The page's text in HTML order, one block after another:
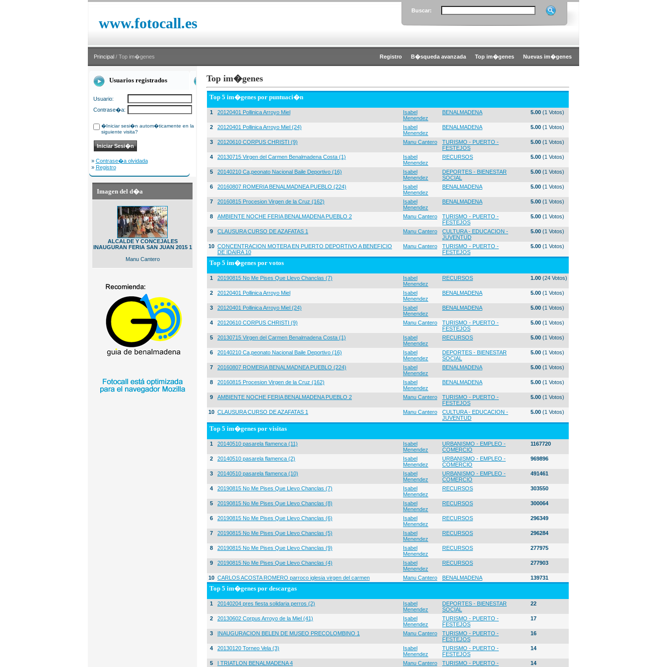
www.fotocall.es
Buscar:
Principal / Top im�genes Registro B�squeda avanzada Top im�genes Nuevas im�genes
Usuarios registrados
Usuario:
Contrase�a:
�Iniciar sesi�n autom�ticamente en la
siguiente visita?
» Contrase�a olvidada
» Registro
Imagen del d�a
ALCALDE Y CONCEJALES
INAUGURAN FERIA SAN JUAN 2015 1
Manu Cantero
Top im�genes
Top 5 im�genes por puntuaci�n
1 20120401 Pollinica Arroyo Miel
Isabel
Menendez
BENALMADENA 5.00 (1 Votos)
2 20120401 Pollinica Arroyo Miel (24)
Isabel
Menendez
BENALMADENA 5.00 (1 Votos)
3 20120610 CORPUS CHRISTI (9) Manu Cantero
TURISMO - PUERTO -
FESTEJOS
5.00 (1 Votos)
4 20130715 Virgen del Carmen Benalmadena Costa (1)
Isabel
Menendez
RECURSOS 5.00 (1 Votos)
5 20140210 Ca,peonato Nacional Baile Deportivo (16)
Isabel
Menendez
DEPORTES - BIENESTAR
SOCIAL
5.00 (1 Votos)
6 20160807 ROMERIA BENALMADNEA PUEBLO (224)
Isabel
Menendez
BENALMADENA 5.00 (1 Votos)
7 20160815 Procesion Virgen de la Cruz (162)
Isabel
Menendez
BENALMADENA 5.00 (1 Votos)
8 AMBIENTE NOCHE FERIA BENALMADENA PUEBLO 2 Manu Cantero
TURISMO - PUERTO -
FESTEJOS
5.00 (1 Votos)
9 CLAUSURA CURSO DE AZAFATAS 1 Manu Cantero
CULTURA - EDUCACION -
JUVENTUD
5.00 (1 Votos)
10 CONCENTRACION MOTERA EN PUERTO DEPORTIVO A BENEFICIO
DE IDAIRA 10
Manu Cantero
TURISMO - PUERTO -
FESTEJOS
5.00 (1 Votos)
Top 5 im�genes por votos
1 20190815 No Me Pises Que Llevo Chanclas (7)
Isabel
Menendez
RECURSOS 1.00 (24 Votos)
2 20120401 Pollinica Arroyo Miel
Isabel
Menendez
BENALMADENA 5.00 (1 Votos)
3 20120401 Pollinica Arroyo Miel (24)
Isabel
Menendez
BENALMADENA 5.00 (1 Votos)
4 20120610 CORPUS CHRISTI (9) Manu Cantero
TURISMO - PUERTO -
FESTEJOS
5.00 (1 Votos)
5 20130715 Virgen del Carmen Benalmadena Costa (1)
Isabel
Menendez
RECURSOS 5.00 (1 Votos)
6 20140210 Ca,peonato Nacional Baile Deportivo (16)
Isabel
Menendez
DEPORTES - BIENESTAR
SOCIAL
5.00 (1 Votos)
7 20160807 ROMERIA BENALMADNEA PUEBLO (224)
Isabel
Menendez
BENALMADENA 5.00 (1 Votos)
8 20160815 Procesion Virgen de la Cruz (162)
Isabel
Menendez
BENALMADENA 5.00 (1 Votos)
9 AMBIENTE NOCHE FERIA BENALMADENA PUEBLO 2 Manu Cantero
TURISMO - PUERTO -
FESTEJOS
5.00 (1 Votos)
10 CLAUSURA CURSO DE AZAFATAS 1 Manu Cantero
CULTURA - EDUCACION -
JUVENTUD
5.00 (1 Votos)
Top 5 im�genes por visitas
1 20140510 pasarela flamenca (11)
Isabel
Menendez
URBANISMO - EMPLEO -
COMERCIO
1167720
2 20140510 pasarela flamenca (2)
Isabel
Menendez
URBANISMO - EMPLEO -
COMERCIO
969896
3 20140510 pasarela flamenca (10)
Isabel
Menendez
URBANISMO - EMPLEO -
COMERCIO
491461
4 20190815 No Me Pises Que Llevo Chanclas (7)
Isabel
Menendez
RECURSOS 303550
5 20190815 No Me Pises Que Llevo Chanclas (8)
Isabel
Menendez
RECURSOS 300064
6 20190815 No Me Pises Que Llevo Chanclas (6)
Isabel
Menendez
RECURSOS 296349
7 20190815 No Me Pises Que Llevo Chanclas (5)
Isabel
Menendez
RECURSOS 296284
8 20190815 No Me Pises Que Llevo Chanclas (9)
Isabel
Menendez
RECURSOS 277975
9 20190815 No Me Pises Que Llevo Chanclas (4)
Isabel
Menendez
RECURSOS 277903
10 CARLOS ACOSTA ROMERO parroco iglesia virgen del carmen Manu Cantero BENALMADENA 139731
Top 5 im�genes por descargas
1 20140204 pres fiesta solidaria perros (2)
Isabel
Menendez
DEPORTES - BIENESTAR
SOCIAL
22
2 20130602 Corpus Arroyo de la Miel (41)
Isabel
Menendez
TURISMO - PUERTO -
FESTEJOS
17
3 INAUGURACION BELEN DE MUSEO PRECOLOMBINO 1 Manu Cantero
TURISMO - PUERTO -
FESTEJOS
16
4 20130120 Torneo Vela (3)
Isabel
Menendez
TURISMO - PUERTO -
FESTEJOS
14
5 I TRIATLON BENALMADENA 4 Manu Cantero
TURISMO - PUERTO -
14